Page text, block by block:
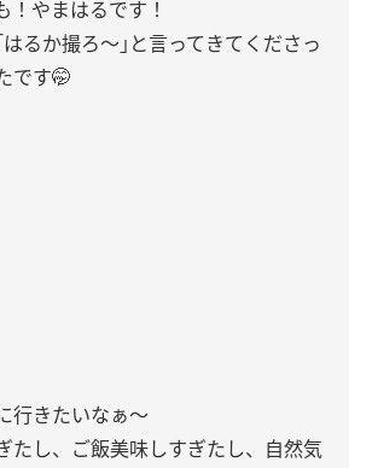
！やまはるです！
るか撮ろ〜｣と言ってきてくださっ
です🤭
行きたいなぁ〜
たし、ご飯美味しすぎたし、自然気